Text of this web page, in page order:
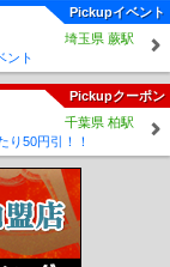
八丁牟田駅 蒲池駅
矢
西鉄渡瀬駅
太宰府駅
学
駅 上浦駅 馬田駅
甘
唐の原駅
三苫駅
宮地岳駅
津屋崎
駅 高田駅
赤池駅 人見駅
松山駅 糸田駅
駅 源じいの森駅
美夜古泉駅
園駅 唐人町駅
Pickupイベント
埼玉県 蕨駅
ント
Pickupクーポン
千葉県 柏駅
50円引！！